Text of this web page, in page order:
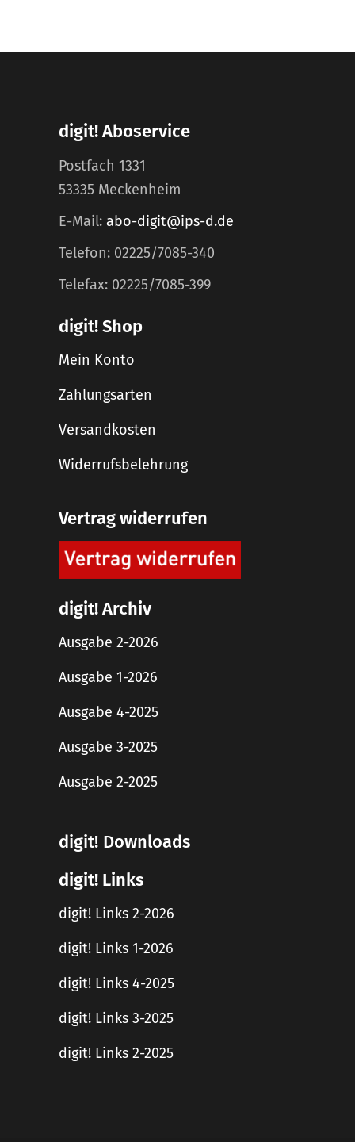
digit! Aboservice
Postfach 1331
53335 Meckenheim
E-Mail: abo-digit@ips-d.de
Telefon: 02225/7085-340
Telefax: 02225/7085-399
digit! Shop
Mein Konto
Zahlungsarten
Versandkosten
Widerrufsbelehrung
Vertrag widerrufen
digit! Archiv
Ausgabe 2-2026
Ausgabe 1-2026
Ausgabe 4-2025
Ausgabe 3-2025
Ausgabe 2-2025
digit! Downloads
digit! Links
digit! Links 2-2026
digit! Links 1-2026
digit! Links 4-2025
digit! Links 3-2025
digit! Links 2-2025